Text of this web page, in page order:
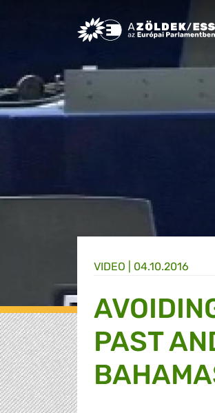
Greens/EFA Home
VIDEO | 04.10.2016
PAST